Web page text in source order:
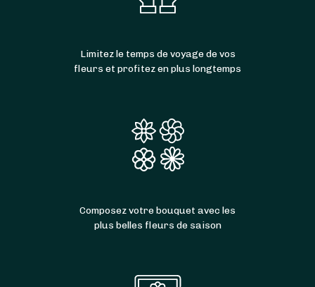
Limitez le temps de voyage de vos
fleurs et profitez en plus longtemps
Composez votre bouquet avec les
plus belles fleurs de saison